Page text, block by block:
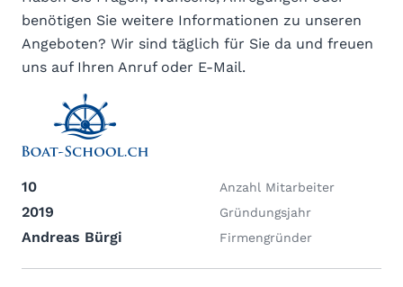
benötigen Sie weitere Informationen zu unseren
Angeboten? Wir sind täglich für Sie da und freuen
uns auf Ihren Anruf oder E-Mail.
10 Anzahl Mitarbeiter
2019 Gründungsjahr
Andreas Bürgi Firmengründer